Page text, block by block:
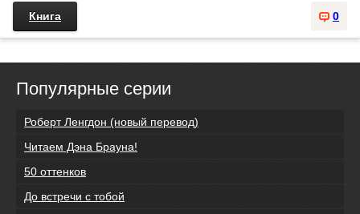
0
Книга
Популярные серии
Роберт Ленгдон (новый перевод)
Читаем Дэна Брауна!
50 оттенков
До встречи с тобой